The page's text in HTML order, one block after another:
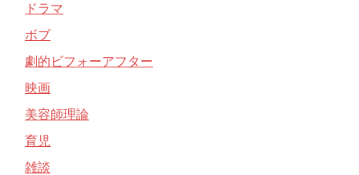
ドラマ
ボブ
劇的ビフォーアフター
映画
美容師理論
育児
雑談